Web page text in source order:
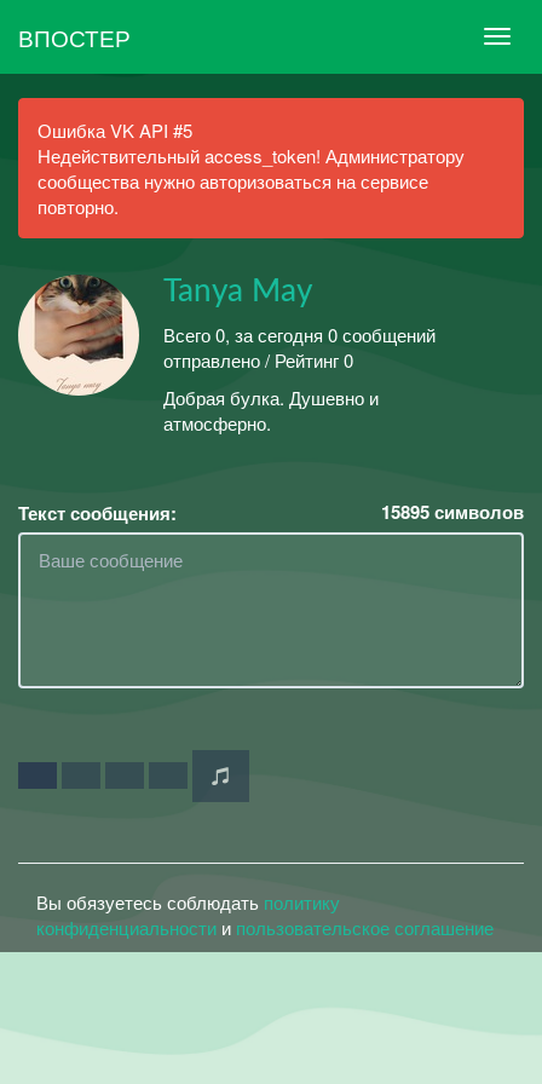
ВПОСТЕР
Ошибка VK API #5
Недействительный access_token! Администратору
сообщества нужно авторизоваться на сервисе
повторно.
Tanya May
Всего 0, за сегодня 0 сообщений
отправлено / Рейтинг 0
Добрая булка. Душевно и
атмосферно.
Текст сообщения: 15895символов
Вы обязуетесь соблюдать политику
конфиденциальности и пользовательское соглашение